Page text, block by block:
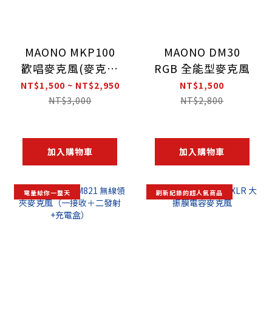
MAONO MKP100
歡唱麥克風(麥克風
音響一體）
NT$1,500 ~ NT$2,950
NT$3,000
加入購物車
MAONO DM30
RGB 全能型麥克風
NT$1,500
NT$2,800
加入購物車
電量給你一整天 刷新紀錄的超人氣商品